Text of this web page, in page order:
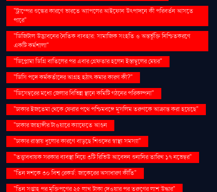
"ট্রাম্পের শুল্কের কারণে ভারতে অ্যাপলের আইফোন উৎপাদনে কী পরিবর্তন আসতে
পারে"
"ডিজিটাল উদ্ভাবনের নৈতিক ব্যবহার: সামাজিক সংহতি ও অন্তর্ভুক্তি নিশ্চিতকরণে
একটি কর্মশালা"
"ডিপ্লোমা ডিগ্রি বাতিলের পর এবার গ্রেফতার হলেন ইস্তাম্বুলের মেয়র"
"ডিসি পদে কর্মকর্তাদের আগ্রহ হঠাৎ কমার কারণ কী?"
"ডিসেম্বরের মধ্যে জেলার বিভিন্ন স্থানে কমিটি গঠনের পরিকল্পনা"
"ঢাকার ইজতেমা থেকে ফেরার পথে পশ্চিমবঙ্গে মুসলিম তরুণকে আক্রান্ত করা হয়েছে"
"ঢাকার জাহাঙ্গীর টাওয়ারে ক্যাফেতে আগুন
"ঢাকার রাস্তায় ধুলোর কারণে বাড়ছে শিশুদের স্বাস্থ্য সমস্যা"
"তত্ত্বাবধায়ক সরকার ব্যবস্থা নিয়ে ৩টি রিভিউ আবেদন শুনানির তারিখ ১৭ নভেম্বর"
"তিন দশকে ৩০ বিশ্ব রেকর্ড: জাকেরের অসাধারণ কীর্তি"
"তিন সপ্তাহ পর মুক্তিপণের ২৫ লাখ টাকা দেওয়ার পর তরুণের লাশ উদ্ধার"